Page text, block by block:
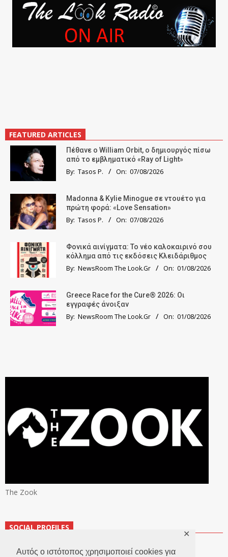
Αυτός ο ιστότοπος χρησιμοποιεί cookies για
✕
FEATURED ARTICLES
Πέθανε ο William Orbit, ο δημιουργός πίσω
από το εμβληματικό «Ray of Light»
By: Tasos P. On: 07/08/2026
Madonna & Kylie Minogue σε ντουέτο για
πρώτη φορά: «Love Sensation»
By: Tasos P. On: 07/08/2026
Φονικά αινίγματα: Το νέο καλοκαιρινό σου
κόλλημα από τις εκδόσεις Κλειδάριθμος
By: NewsRoom The Look.Gr On: 01/08/2026
Greece Race for the Cure® 2026: Οι
εγγραφές άνοιξαν
By: NewsRoom The Look.Gr On: 01/08/2026
The Zook
SOCIAL PROFILES